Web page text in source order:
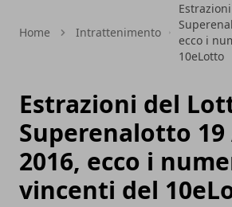
Home Intrattenimento
ecco i
10eLotto
Estrazioni del
Superenalotto
2016, ecco i
vincenti del